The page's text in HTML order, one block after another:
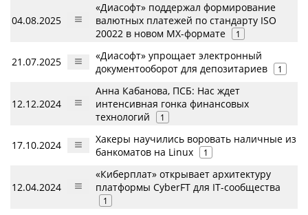
04.08.2025
«Диасофт» поддержал формирование
валютных платежей по стандарту ISO
20022 в новом MX-формате
1
21.07.2025
«Диасофт» упрощает электронный
документооборот для депозитариев
1
12.12.2024
Анна Кабанова, ПСБ: Нас ждет
интенсивная гонка финансовых
технологий
1
17.10.2024
Хакеры научились воровать наличные из
банкоматов на Linux
1
12.04.2024
«Киберплат» открывает архитектуру
платформы CyberFT для IT-сообщества
1